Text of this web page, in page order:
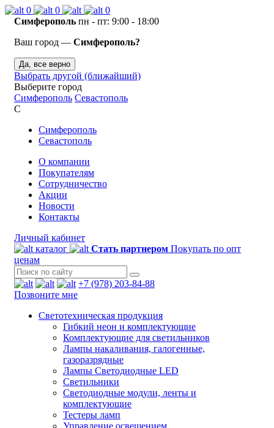
0 0
0
Симферополь пн - пт: 9:00 - 18:00
Ваш город — Симферополь?
Да, все верно
Выбрать другой (ближайший)
Выберите город
Симферополь Севастополь
С
Симферополь
Севастополь
О компании
Покупателям
Сотрудничество
Акции
Новости
Контакты
Личный кабинет
каталог
Стать партнером Покупать по опт
ценам
+7 (978) 203-84-88
Позвоните мне
Светотехническая продукция
Гибкий неон и комплектующие
Комплектующие для светильников
Лампы накаливания, галогенные,
газоразрядные
Лампы Светодиодные LED
Светильники
Светодиодные модули, ленты и
комплектующие
Тестеры ламп
Управление освещением